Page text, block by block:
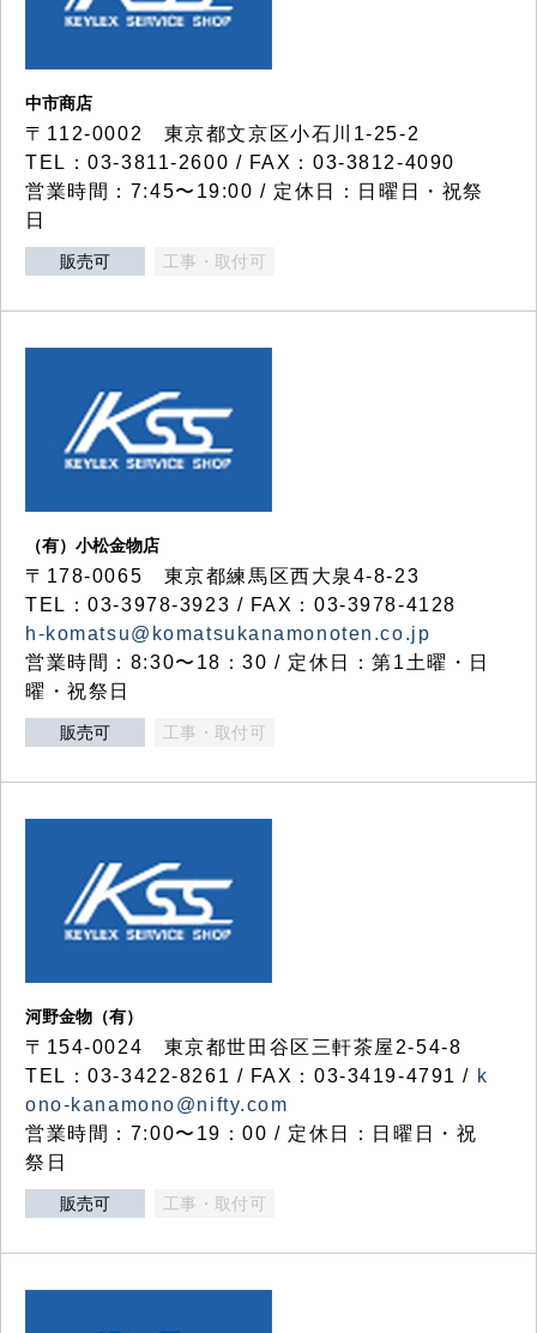
中市商店
〒112-0002 東京都文京区小石川1-25-2
TEL：03-3811-2600 / FAX：03-3812-4090
営業時間：7:45〜19:00 / 定休日：日曜日・祝祭
日
販売可 工事・取付可
（有）小松金物店
〒178-0065 東京都練馬区西大泉4-8-23
TEL：03-3978-3923 / FAX：03-3978-4128
h-komatsu@komatsukanamonoten.co.jp
営業時間：8:30〜18：30 / 定休日：第1土曜・日
曜・祝祭日
販売可 工事・取付可
河野金物（有）
〒154-0024 東京都世田谷区三軒茶屋2-54-8
TEL：03-3422-8261 / FAX：03-3419-4791 / k
ono-kanamono@nifty.com
営業時間：7:00〜19：00 / 定休日：日曜日・祝
祭日
販売可 工事・取付可